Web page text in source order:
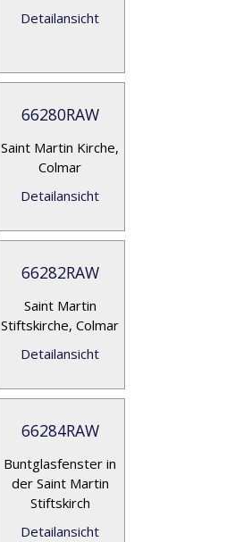
Detailansicht
66280RAW
Saint Martin Kirche,
Colmar
Detailansicht
66282RAW
Saint Martin
Stiftskirche, Colmar
Detailansicht
66284RAW
Buntglasfenster in
der Saint Martin
Stiftskirch
Detailansicht